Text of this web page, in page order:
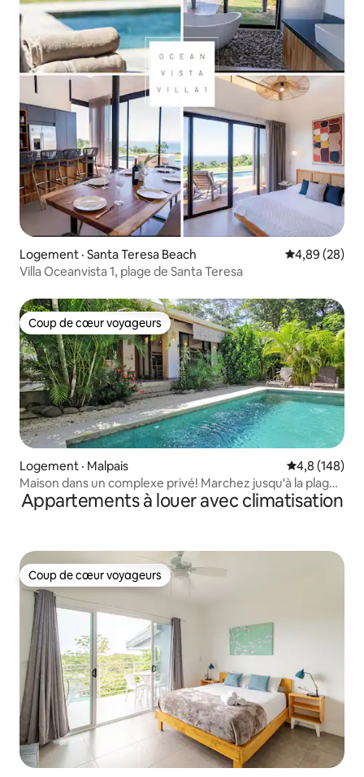
Logement · Santa Teresa Beach Note
4,89 (28)
Villa Oceanvista 1, plage de Santa Teresa
Coup de cœur voyageurs
Coup de cœur voyageurs
Logement · Malpais Note
4,8 (148)
Maison dans un complexe privé! Marchez jusqu'à la plage.
Climatisation-WiFi
Appartements à louer avec climatisation
Coup de cœur voyageurs
Coup de cœur voyageurs